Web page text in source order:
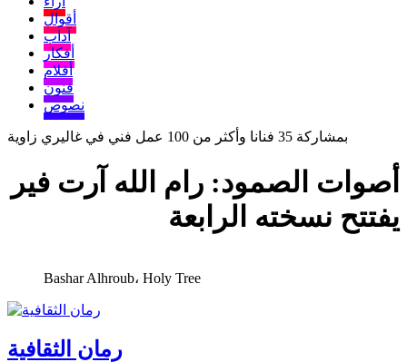
أقوال
آداب
أفكار
أفلام
فنون
نصوص
أصوات الصمود: رام الله آرت فير
يفتتح نسخته الرابعة
Bashar Alhroub، Holy Tree
رمان الثقافية